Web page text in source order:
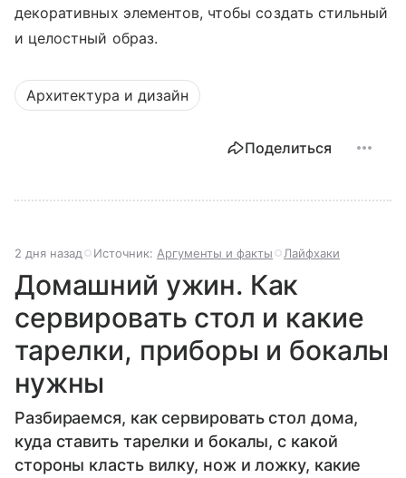
декоративных элементов, чтобы создать стильный
и целостный образ.
Архитектура и дизайн
Поделиться
2 дня назад Источник: Аргументы и факты Лайфхаки
Домашний ужин. Как
сервировать стол и какие
тарелки, приборы и бокалы
нужны
Разбираемся, как сервировать стол дома,
куда ставить тарелки и бокалы, с какой
стороны класть вилку, нож и ложку, какие